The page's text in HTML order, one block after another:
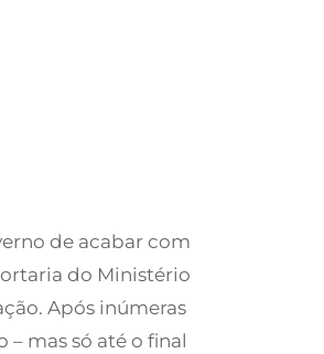
de acabar com
do Ministério
Após inúmeras
mas só até o final